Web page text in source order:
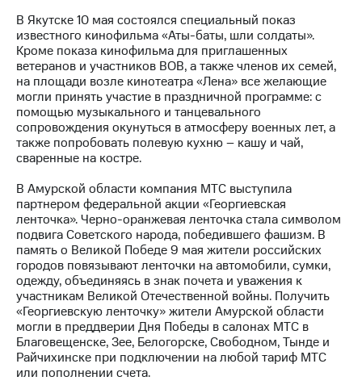
секретарь
Раскрытие
информации
Информация
акционерам
Документы
ПАО
"МТС"
Собрания
акционеров
кабинет
акционера
Акционерный
капитал
Контроль
и
аудит
Рынок
акций
Описание
Программа
приобретения
В Якутске 10 мая состоялся специальный показ
известного кинофильма «Аты-баты, шли солдаты».
Кроме показа кинофильма для приглашенных
ветеранов и участников ВОВ, а также членов их семей,
на площади возле кинотеатра «Лена» все желающие
могли принять участие в праздничной программе: с
помощью музыкального и танцевального
сопровождения окунуться в атмосферу военных лет, а
также попробовать полевую кухню – кашу и чай,
сваренные на костре.
В Амурской области компания МТС выступила
партнером федеральной акции «Георгиевская
ленточка». Черно-оранжевая ленточка стала символом
подвига Советского народа, победившего фашизм. В
память о Великой Победе 9 мая жители российских
городов повязывают ленточки на автомобили, сумки,
одежду, объединяясь в знак почета и уважения к
участникам Великой Отечественной войны. Получить
«Георгиевскую ленточку» жители Амурской области
могли в преддверии Дня Победы в салонах МТС в
Благовещенске, Зее, Белогорске, Свободном, Тынде и
Райчихинске при подключении на любой тариф МТС
или пополнении счета.